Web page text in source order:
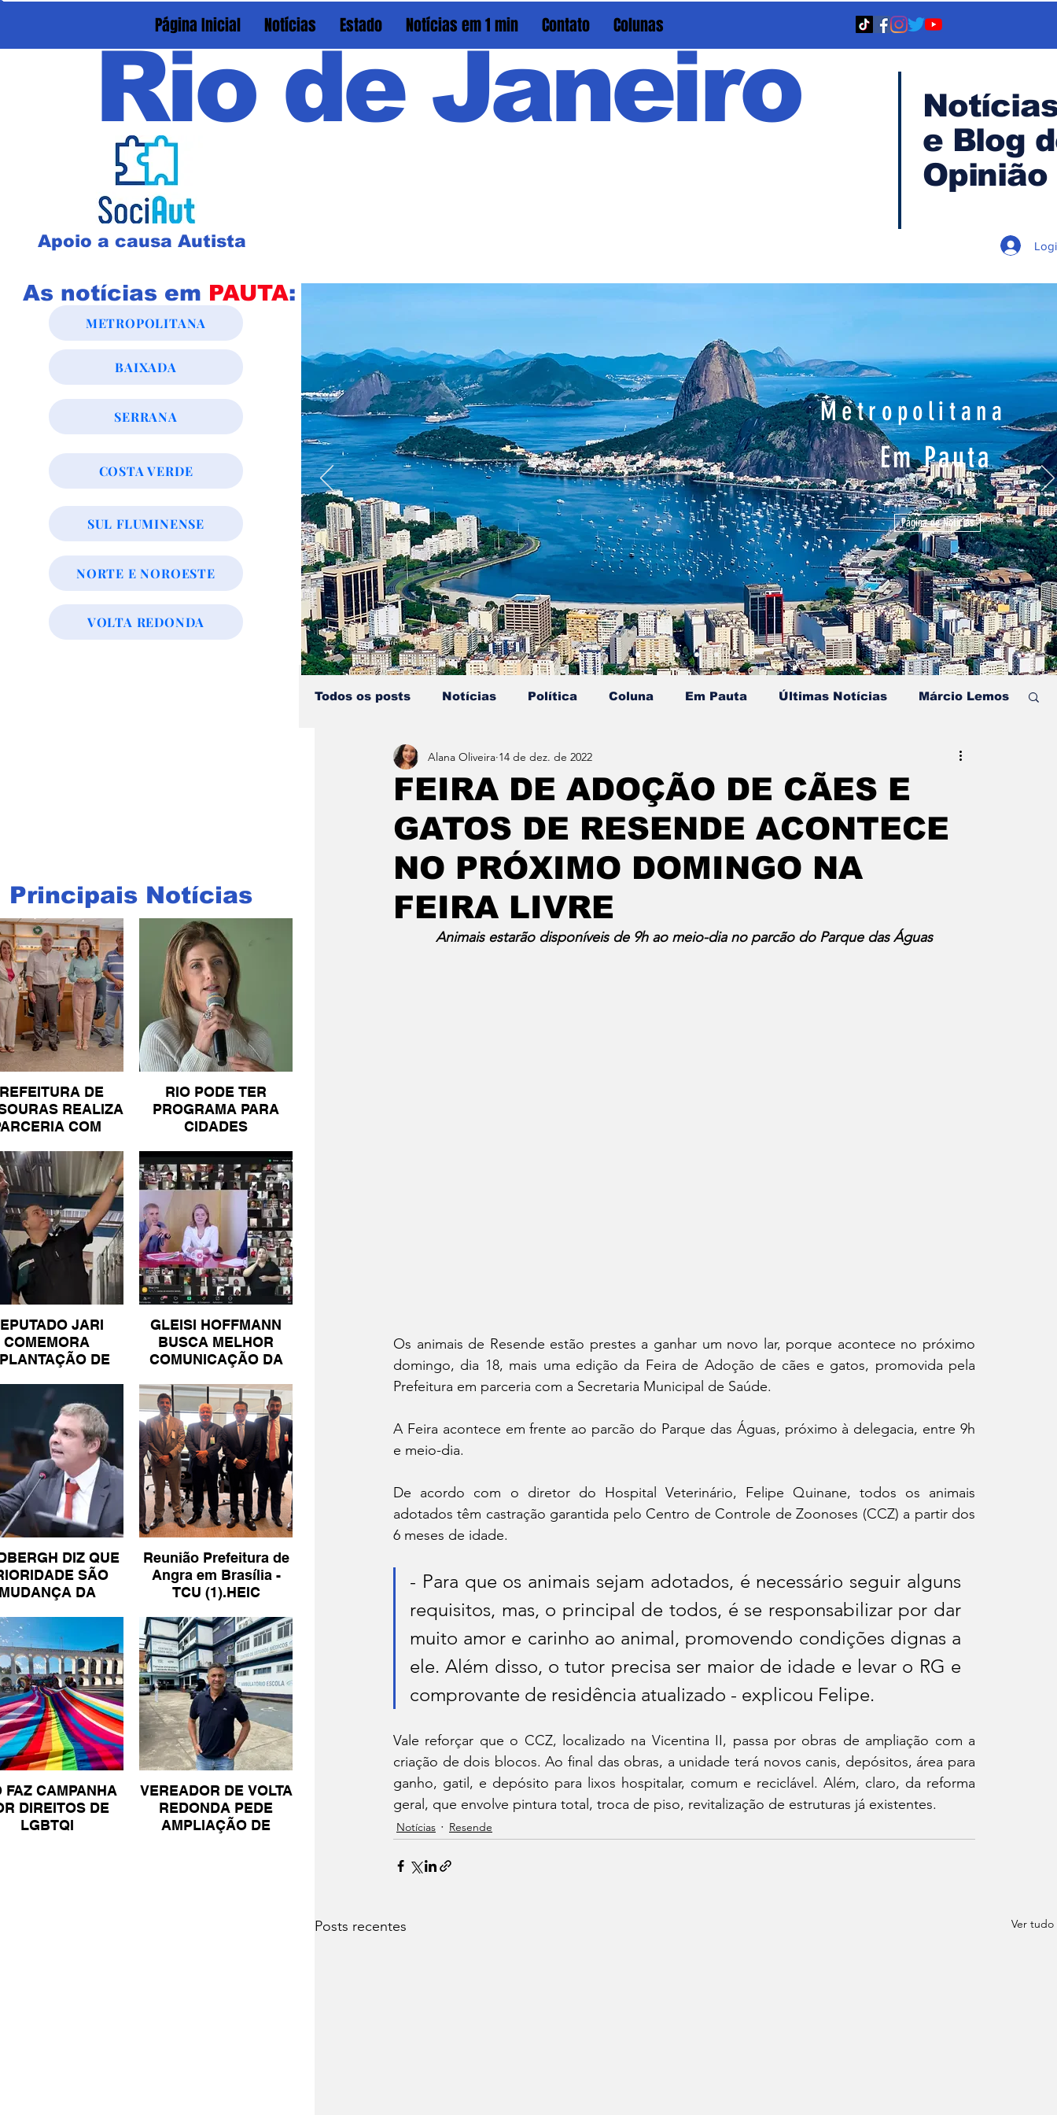
Página Inicial Notícias Estado Notícias em 1 min Contato Colunas
Rio de Janeiro
Apoio a causa Autista
e Blog
Opinião
As notícias em PAUTA:
METROPOLITANA
BAIXADA
SERRANA
COSTA VERDE
SUL FLUMINENSE
NORTE E NOROESTE
VOLTA REDONDA
Principais Notícias
DE
REALIZA
COM
RIO PODE TER
PROGRAMA PARA
CIDADES
JARI
COMEMORA
DE
GLEISI HOFFMANN
BUSCA MELHOR
COMUNICAÇÃO DA
DIZ QUE
SÃO
DA
DE IR
Reunião Prefeitura de
Angra em Brasília -
TCU (1).HEIC
FAZ CAMPANHA
DIREITOS DE
LGBTQI
VEREADOR DE VOLTA
REDONDA PEDE
AMPLIAÇÃO DE
Todos os posts Notícias Política Coluna Em Pauta Últimas Notícias Márcio Lemos
Estado do Rio Notícias em 1 min
Dois cafés e a conta Angra dos Reis Barra do Piraí Barra Mansa Pinheiral
FEIRA DE ADOÇÃO DE CÃES E
GATOS DE RESENDE ACONTECE
NO PRÓXIMO DOMINGO NA
FEIRA LIVRE
Alana Oliveira 14 de dez. de 2022
Animais estarão disponíveis de 9h ao meio-dia no parcão do Parque das Águas
Os animais de Resende estão prestes a ganhar um novo lar, porque acontece no próximo
domingo, dia 18, mais uma edição da Feira de Adoção de cães e gatos, promovida pela
Prefeitura em parceria com a Secretaria Municipal de Saúde.
A Feira acontece em frente ao parcão do Parque das Águas, próximo à delegacia, entre 9h
e meio-dia.
De acordo com o diretor do Hospital Veterinário, Felipe Quinane, todos os animais
adotados têm castração garantida pelo Centro de Controle de Zoonoses (CCZ) a partir dos
6 meses de idade.
- Para que os animais sejam adotados, é necessário seguir alguns
requisitos, mas, o principal de todos, é se responsabilizar por dar
muito amor e carinho ao animal, promovendo condições dignas a
ele. Além disso, o tutor precisa ser maior de idade e levar o RG e
comprovante de residência atualizado - explicou Felipe.
Vale reforçar que o CCZ, localizado na Vicentina II, passa por obras de ampliação com a
criação de dois blocos. Ao final das obras, a unidade terá novos canis, depósitos, área para
ganho, gatil, e depósito para lixos hospitalar, comum e reciclável. Além, claro, da reforma
geral, que envolve pintura total, troca de piso, revitalização de estruturas já existentes.
Notícias Resende
Posts recentes Ver tudo
Metropolitana
Em Pauta
Página de Notícias